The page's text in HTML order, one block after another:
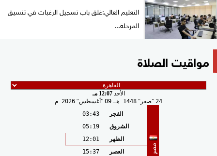
التعليم العالي:غلق باب تسجيل الرغبات في تنسيق
المرحلة...
مواقيت الصلاة
الأحد12:07 مـ
24 صفر 1448 هـ 09 أغسطس 2026 م
مصر
الفجر
03:43
الشروق
05:19
الظهر
12:01
العصر
15:37